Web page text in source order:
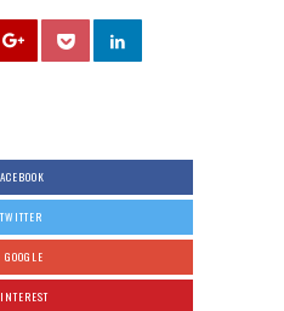
TWITTER
GOOGLE